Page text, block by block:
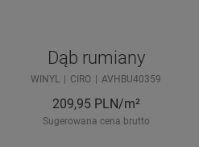
Dąb rumiany
WINYL CIRO AVHBU40359
209,95 PLN/m²
Sugerowana cena brutto